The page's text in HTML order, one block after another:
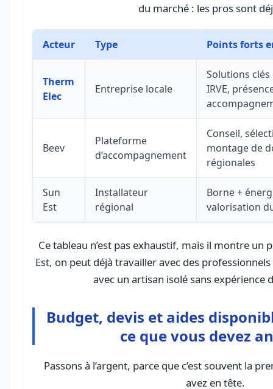
du marché : les pros sont
Acteur Type Points forts
Therm
Elec
Entreprise locale
Solutions
IRVE,
Beev
Plateforme
d’accompagnement
Conseil,
montage de
régionales
Sun
Est
Installateur
régional
Borne +
valorisation
Ce tableau n’est pas exhaustif, mais il montre un
Est, on peut déjà travailler avec des
avec un artisan isolé sans expérience
Budget, devis et aides
ce que vous devez
Passons à l’argent, parce que c’est souvent la
avez en tête.